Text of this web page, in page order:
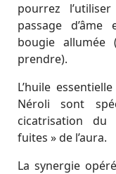
pourrez
passage d’âme
bougie
prendre).
L’huile
Néroli sont
cicatrisation
fuites » de l’aura.
La synergie